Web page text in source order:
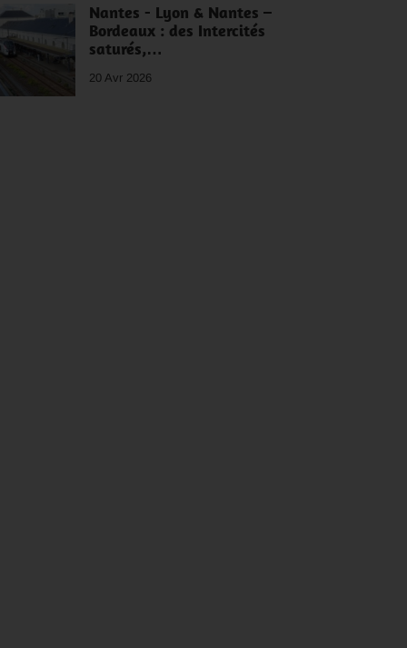
Nantes - Lyon & Nantes –
Bordeaux : des Intercités
saturés,…
20 Avr 2026